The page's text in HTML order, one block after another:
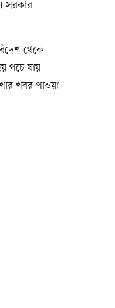
সরকার
থেকে
পচে যায়
খবর পাওয়া